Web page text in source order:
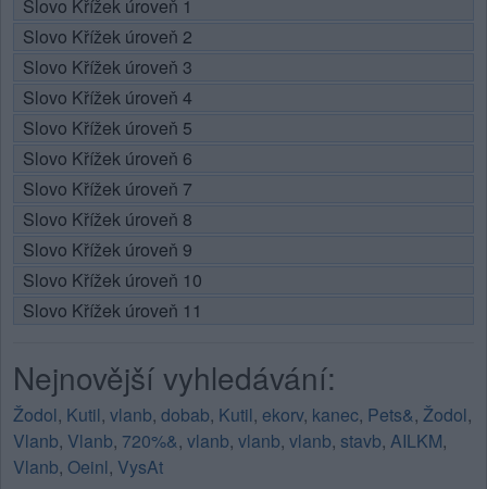
Slovo Křížek úroveň 1
Slovo Křížek úroveň 2
Slovo Křížek úroveň 3
Slovo Křížek úroveň 4
Slovo Křížek úroveň 5
Slovo Křížek úroveň 6
Slovo Křížek úroveň 7
Slovo Křížek úroveň 8
Slovo Křížek úroveň 9
Slovo Křížek úroveň 10
Slovo Křížek úroveň 11
Nejnovější vyhledávání:
Žodol, Kutil, vlanb, dobab, Kutil, ekorv, kanec, Pets&, Žodol,
Vlanb, Vlanb, 720%&, vlanb, vlanb, vlanb, stavb, AILKM,
Vlanb, Oeinl, VysAt